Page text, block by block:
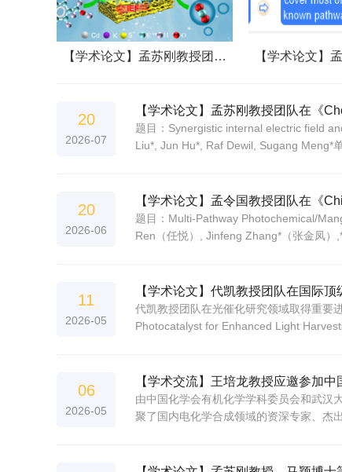
【学术论文】孟苏刚教授团… 【学术论文】
20
2026-07
【学术论文】孟苏刚教授团队在《
题目：Synergistic internal electric field
Liu*, Jun Hu*, Raf Dewil, Sugang Meng*
20
2026-06
【学术论文】孟令国教授团队在《
题目：Multi-Pathway Photochemical/
Ren（任悦）, Jinfeng Zhang*（张金凤
11
2026-05
【学术论文】代凯教授团队在国际
代凯教授团队在光催化研究领域取得重要
Photocatalyst for Enhanced Light
06
2026-05
【学术交流】王培龙教授应邀参加
由中国化学会有机化学学科委员会和武汉
聚了国内电化学合成领域的资深专家、杰